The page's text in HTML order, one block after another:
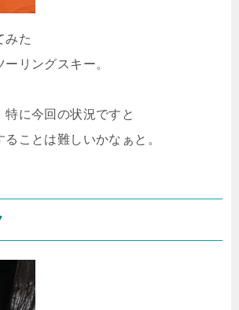
みた
リングスキー。
に今回の状況ですと
ことは難しいかなぁと。